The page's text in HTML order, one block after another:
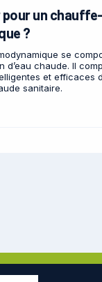
un
?
se
d’eau chaude. Il
et efficaces
sanitaire.